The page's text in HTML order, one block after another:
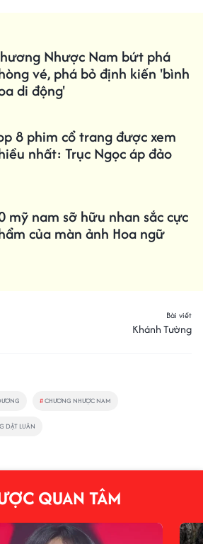
Nhược Nam bứt phá
vé, phá bỏ định kiến 'bình
di động'
8 phim cổ trang được xem
nhất: Trục Ngọc áp đảo
mỹ nam sỡ hữu nhan sắc cực
của màn ảnh Hoa ngữ
Bài viết
Khánh Tường
#CHƯƠNG NHƯỢC NAM
DẬT LUÂN
QUAN TÂM